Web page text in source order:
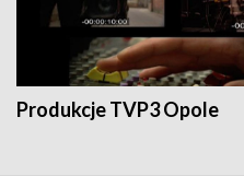
Produkcje TVP3 Opole